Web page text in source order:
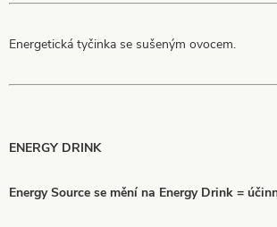
Energetická tyčinka se sušeným ovocem.
ENERGY DRINK
Energy Source se mění na Energy Drink =